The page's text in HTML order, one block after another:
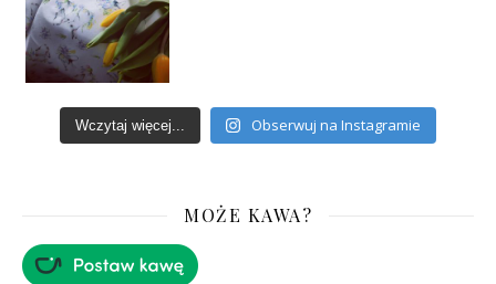
Wczytaj więcej... Obserwuj na Instagramie
MOŻE KAWA?